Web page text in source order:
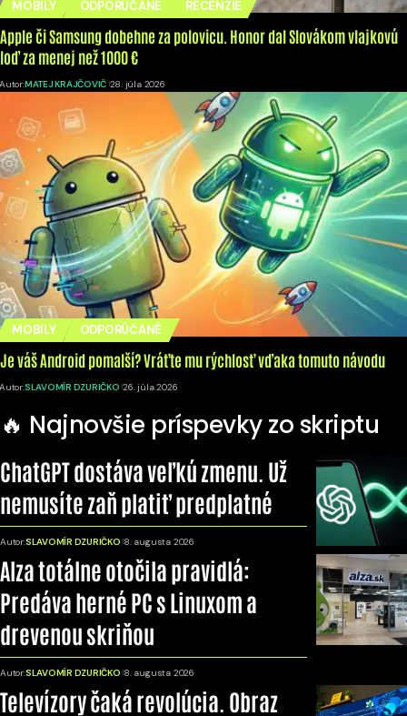
MOBILY ODPORÚČANÉ RECENZIE
Apple či Samsung dobehne za polovicu. Honor dal Slovákom vlajkovú
loď za menej než 1000 €
Autor:MATEJ KRAJČOVIČ 28. júla 2026
MOBILY ODPORÚČANÉ
Je váš Android pomalší? Vráťte mu rýchlosť vďaka tomuto návodu
Autor:SLAVOMÍR DZURIČKO 26. júla 2026
🔥 Najnovšie príspevky zo skriptu
ChatGPT dostáva veľkú zmenu. Už
nemusíte zaň platiť predplatné
Autor:SLAVOMÍR DZURIČKO 8. augusta 2026
Alza totálne otočila pravidlá:
Predáva herné PC s Linuxom a
drevenou skriňou
Autor:SLAVOMÍR DZURIČKO 8. augusta 2026
Televízory čaká revolúcia. Obraz